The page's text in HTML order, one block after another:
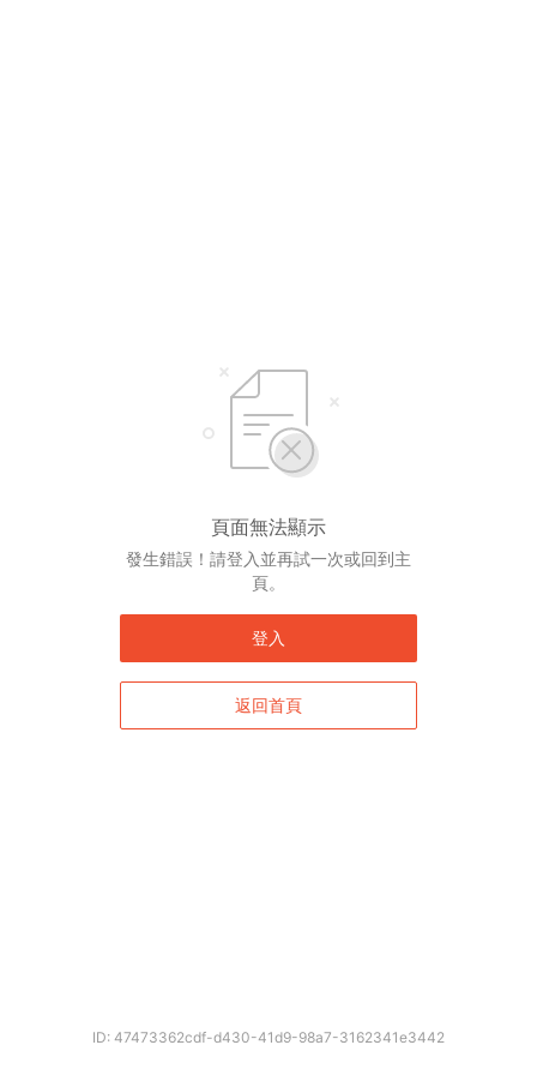
頁面無法顯示
發生錯誤！請登入並再試一次或回到主
頁。
登入
返回首頁
ID: 47473362cdf-d430-41d9-98a7-3162341e3442